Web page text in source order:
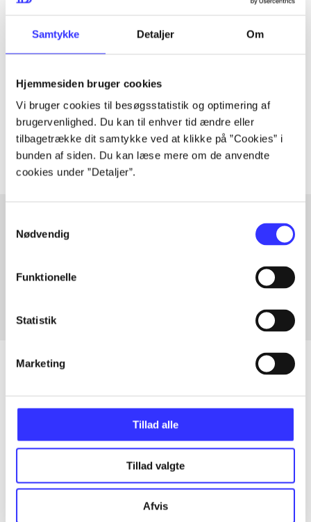
Samtykke Detaljer Om
Hjemmesiden bruger cookies
Vi bruger cookies til besøgsstatistik og optimering af
brugervenlighed. Du kan til enhver tid ændre eller
tilbagetrække dit samtykke ved at klikke på ”Cookies” i
bunden af siden. Du kan læse mere om de anvendte
cookies under ”Detaljer”.
Nødvendig
Funktionelle
Statistik
Marketing
Tillad alle
Tillad valgte
Afvis
Tidsskrift
lorem ipsum dolor sit amet ...
Tidsskrift
Artiklerne i handler ofte om
Fra
Artikler
Alle registrerede artikler fordelt på udgivelser